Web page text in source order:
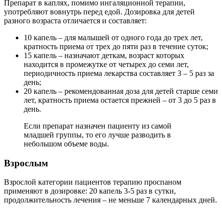
Препарат в каплях, помимо ингаляционной терапии,
употребляют вовнутрь перед едой. Дозировка для детей
разного возраста отличается и составляет:
10 капель – для малышей от одного года до трех лет,
кратность приема от трех до пяти раз в течение суток;
15 капель – назначают деткам, возраст которых
находится в промежутке от четырех до семи лет,
периодичность приема лекарства составляет 3 – 5 раз за
день;
20 капель – рекомендованная доза для детей старше семи
лет, кратность приема остается прежней – от 3 до 5 раз в
день.
Если препарат назначен пациенту из самой
младшей группы, то его лучше разводить в
небольшом объеме воды.
Взрослым
Взрослой категории пациентов терапию проспаном
применяют в дозировке: 20 капель 3-5 раз в сутки,
продолжительность лечения – не меньше 7 календарных дней.